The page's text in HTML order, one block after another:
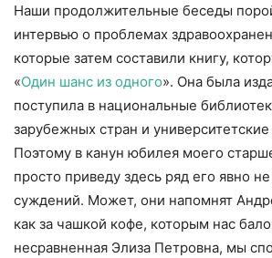
Наши продолжительные беседы
интервью о проблемах
которые затем составили книгу,
«Один шанс из одного». Она была
поступила в национальные
зарубежных стран и
Поэтому в канун юбилея моего
просто приведу здесь ряд его явно
суждений. Может, они напомнят
как за чашкой кофе, которым нас
несравненная Элиза Петровна, мы